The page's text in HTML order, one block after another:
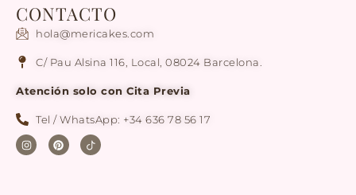
CONTACTO
hola@mericakes.com
C/ Pau Alsina 116, Local, 08024 Barcelona.
Atención solo con Cita Previa
Tel / WhatsApp: +34 636 78 56 17